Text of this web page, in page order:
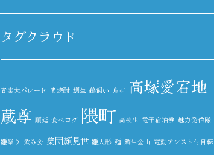
タグクラウド
音楽大パレード 麦焼酎 鯛生 鵜飼い 鳥市 高塚愛宕地
蔵尊 順延 食べログ 隈町 高校生 電子宿泊券 魅力発信隊
雛祭り 飲み会 集団顔見世 雛人形 麺 鯛生金山 電動アシスト付自転